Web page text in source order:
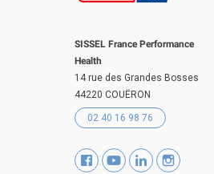
SISSEL France Performance
Health
14 rue des Grandes Bosses
44220 COUËRON
02 40 16 98 76